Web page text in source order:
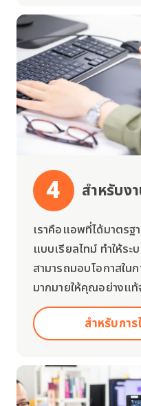
4 สำหรับง
เราคือแอพที่ได้มาตร
แบบเรียลไทม์ ทำให้ระ
สามารถมอบโอกาสใน
มากมายให้คุณอย่างแท้
สำหรับการ